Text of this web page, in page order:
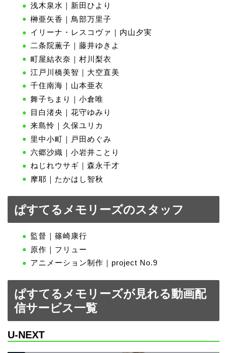
浅木泉水｜新田ひより
榊亜矢香｜鳥部万里子
イリーナ・レスコヴァ｜内山夕実
二条院薫子｜藤井ゆきよ
町屋結衣奈｜村川梨衣
江戸川橋美智｜大空直美
千住南海｜山本亜衣
舞子ちまり｜小倉唯
目白渚央｜花守ゆみり
来島怜｜久保ユリカ
里中小町｜戸田めぐみ
六郷沙織｜小岩井ことり
ねじれウサギ｜森永千才
摩耶｜たかはし智秋
ぱすてるメモリーズのスタッフ
監督｜篠崎康行
原作｜フリュー
アニメーション制作｜project No.9
ぱすてるメモリーズが見れる動画配
信サービス一覧
U-NEXT